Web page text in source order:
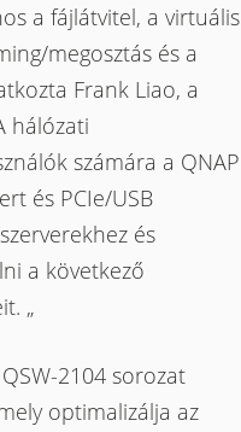
a fájlátvitel, a virtuális
megosztás és a
Frank Liao, a
hálózati
számára a QNAP
és PCIe/USB
és
a következő
„
2104 sorozat
optimalizálja az